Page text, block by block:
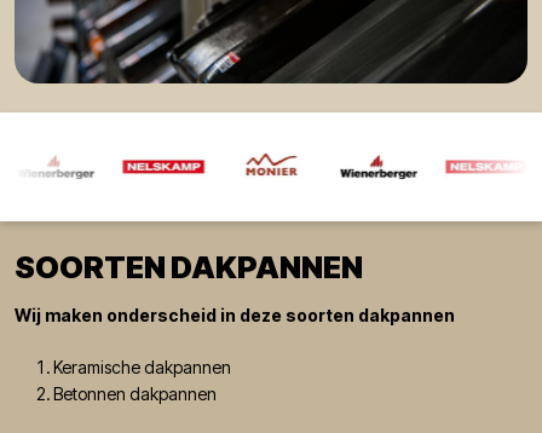
SOORTEN DAKPANNEN
Wij maken onderscheid in deze soorten dakpannen
Keramische dakpannen
Betonnen dakpannen